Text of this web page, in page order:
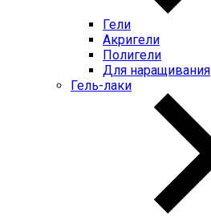
Гели
Акригели
Полигели
Для наращивания
Гель-лаки